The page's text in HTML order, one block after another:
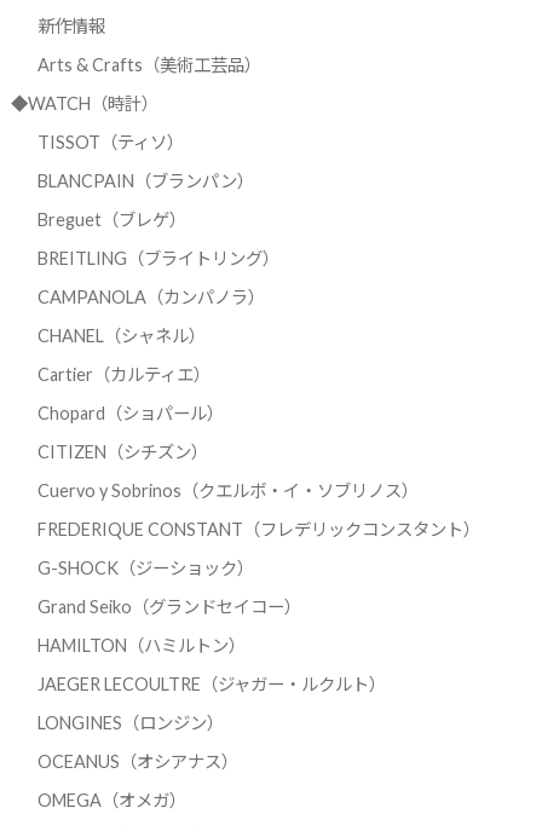
新作情報
Arts & Crafts（美術工芸品）
◆WATCH（時計）
TISSOT（ティソ）
BLANCPAIN（ブランパン）
Breguet（ブレゲ）
BREITLING（ブライトリング）
CAMPANOLA（カンパノラ）
CHANEL（シャネル）
Cartier（カルティエ）
Chopard（ショパール）
CITIZEN（シチズン）
Cuervo y Sobrinos（クエルボ・イ・ソブリノス）
FREDERIQUE CONSTANT（フレデリックコンスタント）
G-SHOCK（ジーショック）
Grand Seiko（グランドセイコー）
HAMILTON（ハミルトン）
JAEGER LECOULTRE（ジャガー・ルクルト）
LONGINES（ロンジン）
OCEANUS（オシアナス）
OMEGA（オメガ）